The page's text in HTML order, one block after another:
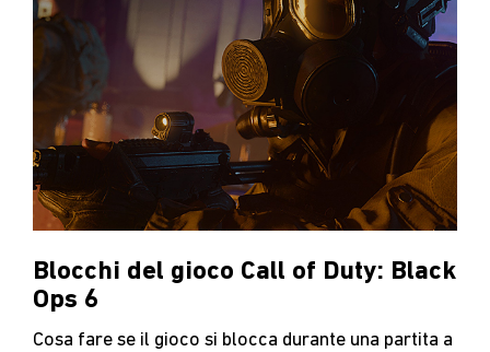
Blocchi del gioco Call of Duty: Black
Ops 6
Cosa fare se il gioco si blocca durante una partita a